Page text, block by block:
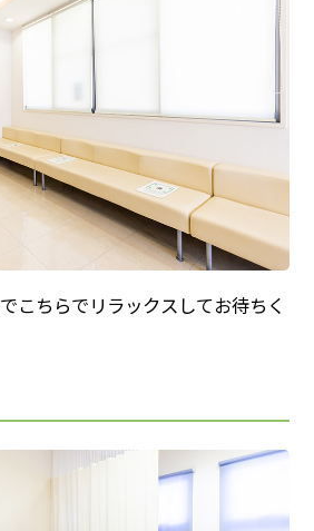
こちらでリラックスしてお待ちく